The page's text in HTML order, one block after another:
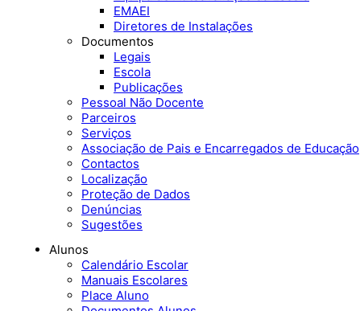
EMAEI
Diretores de Instalações
Documentos
Legais
Escola
Publicações
Pessoal Não Docente
Parceiros
Serviços
Associação de Pais e Encarregados de Educação
Contactos
Localização
Proteção de Dados
Denúncias
Sugestões
Alunos
Calendário Escolar
Manuais Escolares
Place Aluno